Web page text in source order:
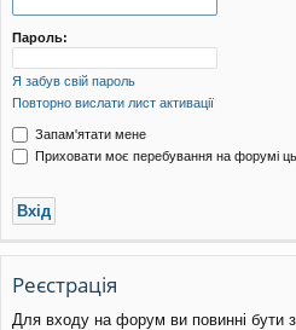
уп
Пароль:
Я забув свій пароль
Повторно вислати лист активації
Запам'ятати мене
Приховати моє перебування на форумі
Реєстрація
Для входу на форум ви повинні бути